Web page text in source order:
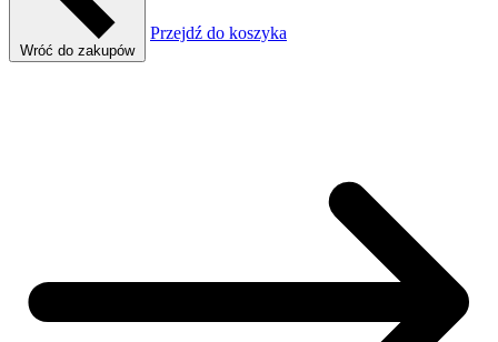
Wróć do zakupów
Przejdź do koszyka